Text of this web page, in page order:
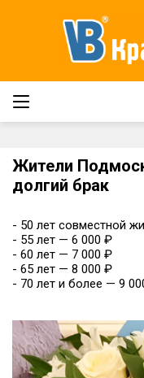
Жители
долгий брак
- 50 лет совместной
- 55 лет — 6 000 ₽
- 60 лет — 7 000 ₽
- 65 лет — 8 000 ₽
- 70 лет и более — 9